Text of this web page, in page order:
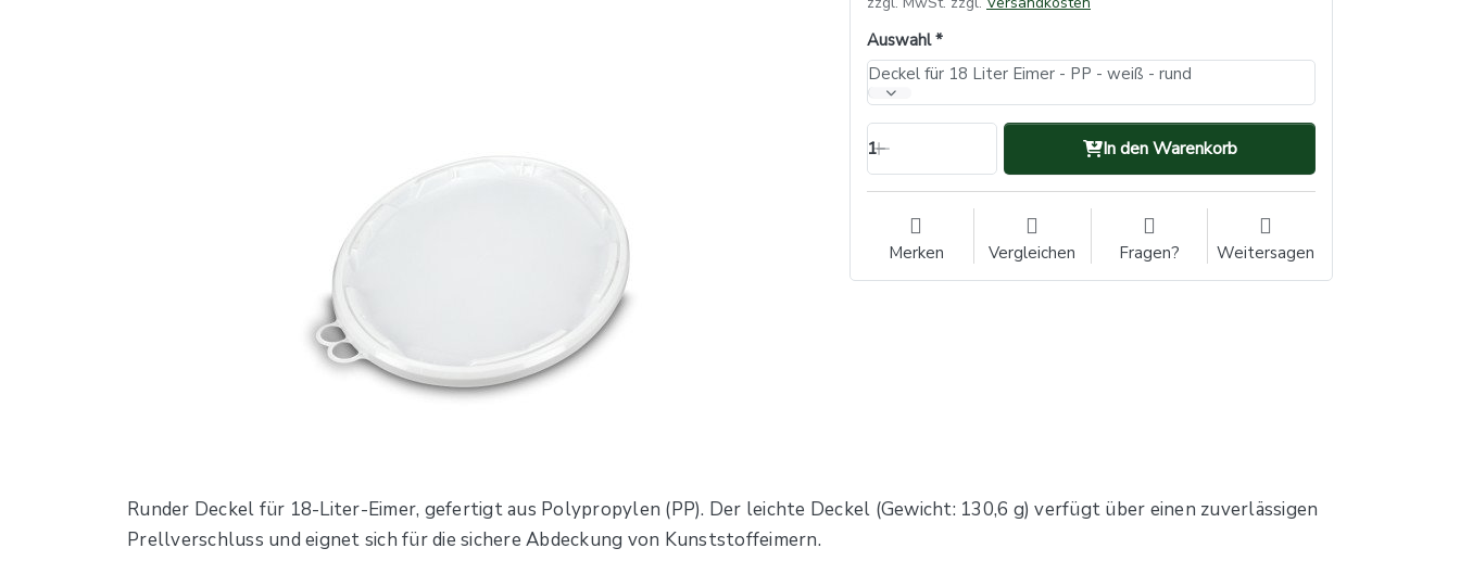
Auswahl
Deckel für 18 Liter Eimer - PP - weiß - rund
1 In den Warenkorb
Merken Vergleichen Fragen? Weitersagen
Runder Deckel für 18-Liter-Eimer, gefertigt aus Polypropylen (PP). Der leichte Deckel (Gewicht: 130,6 g) verfügt über einen zuverlässigen
Prellverschluss und eignet sich für die sichere Abdeckung von Kunststoffeimern.